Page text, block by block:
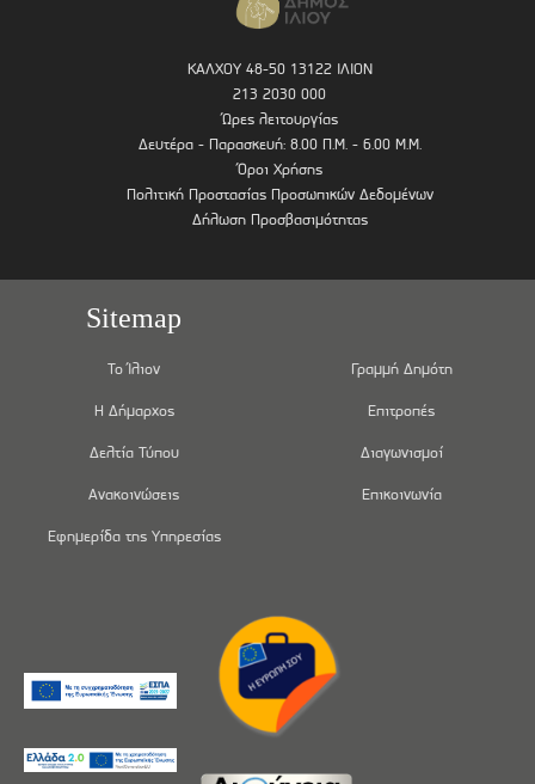
ΚΑΛΧΟΥ 48-50 13122 ΙΛΙΟΝ
213 2030 000
Ώρες λειτουργίας
Δευτέρα - Παρασκευή: 8.00 Π.Μ. - 6.00 Μ.Μ.
Όροι Χρήσης
Πολιτική Προστασίας Προσωπικών Δεδομένων
Δήλωση Προσβασιμότητας
Sitemap
Το Ίλιον
Η Δήμαρχος
Δελτία Τύπου
Ανακοινώσεις
Εφημερίδα της Υπηρεσίας
Γραμμή Δημότη
Επιτροπές
Διαγωνισμοί
Επικοινωνία